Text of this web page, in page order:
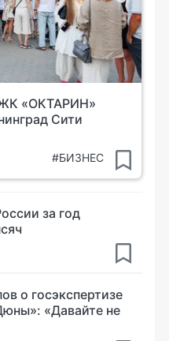
ЖК «ОКТАРИН»
Сити
#БИЗНЕС
за год
о госэкспертизе
«Давайте не